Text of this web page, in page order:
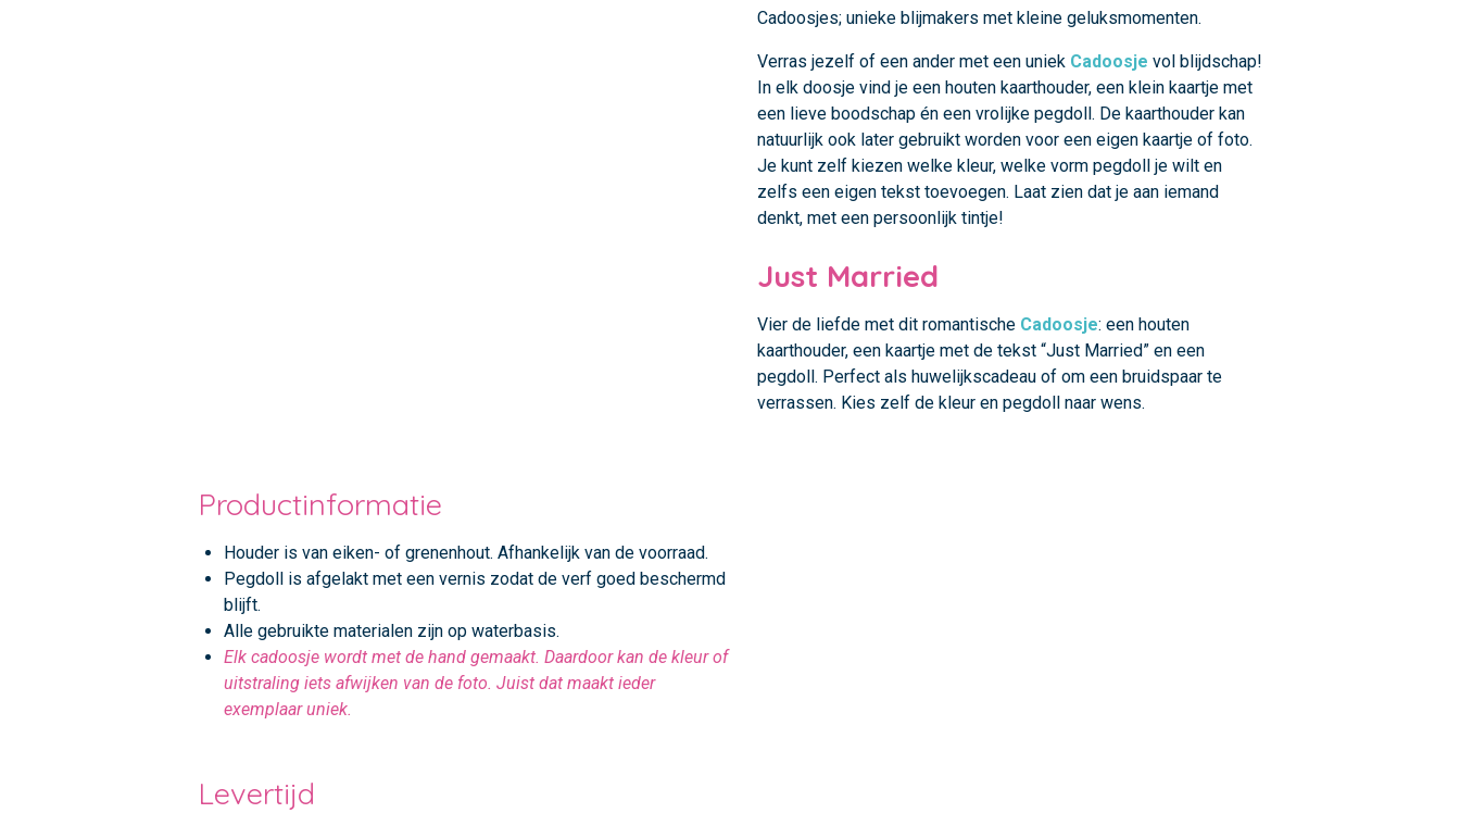
Cadoosjes; unieke blijmakers met kleine geluksmomenten.
Verras jezelf of een ander met een uniek Cadoosje vol blijdschap!
In elk doosje vind je een houten kaarthouder, een klein kaartje met
een lieve boodschap én een vrolijke pegdoll. De kaarthouder kan
natuurlijk ook later gebruikt worden voor een eigen kaartje of foto.
Je kunt zelf kiezen welke kleur, welke vorm pegdoll je wilt en
zelfs een eigen tekst toevoegen. Laat zien dat je aan iemand
denkt, met een persoonlijk tintje!
Just Married
Vier de liefde met dit romantische Cadoosje: een houten
kaarthouder, een kaartje met de tekst “Just Married” en een
pegdoll. Perfect als huwelijkscadeau of om een bruidspaar te
verrassen. Kies zelf de kleur en pegdoll naar wens.
Productinformatie
Houder is van eiken- of grenenhout. Afhankelijk van de voorraad.
Pegdoll is afgelakt met een vernis zodat de verf goed beschermd
blijft.
Alle gebruikte materialen zijn op waterbasis.
Elk cadoosje wordt met de hand gemaakt. Daardoor kan de kleur of
uitstraling iets afwijken van de foto. Juist dat maakt ieder
exemplaar uniek.
Levertijd